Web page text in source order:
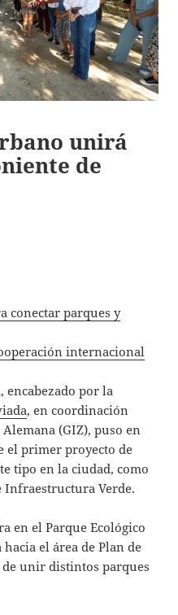
unirá
de
conectar parques y
internacional
encabezado por la
, en coordinación
(GIZ), puso en
el primer proyecto de
tipo en la ciudad, como
Infraestructura Verde.
en el Parque Ecológico
el área de Plan de
unir distintos parques